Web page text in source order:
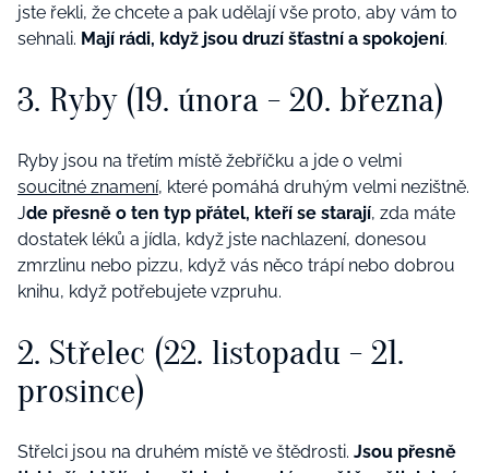
jste řekli, že chcete a pak udělají vše proto, aby vám to
sehnali. Mají rádi, když jsou druzí šťastní a spokojení.
3. Ryby (19. února - 20. března)
Ryby jsou na třetím místě žebříčku a jde o velmi
soucitné znamení, které pomáhá druhým velmi nezištně.
Jde přesně o ten typ přátel, kteří se starají, zda máte
dostatek léků a jídla, když jste nachlazení, donesou
zmrzlinu nebo pizzu, když vás něco trápí nebo dobrou
knihu, když potřebujete vzpruhu.
2. Střelec (22. listopadu - 21.
prosince)
Střelci jsou na druhém místě ve štědrosti. Jsou přesně